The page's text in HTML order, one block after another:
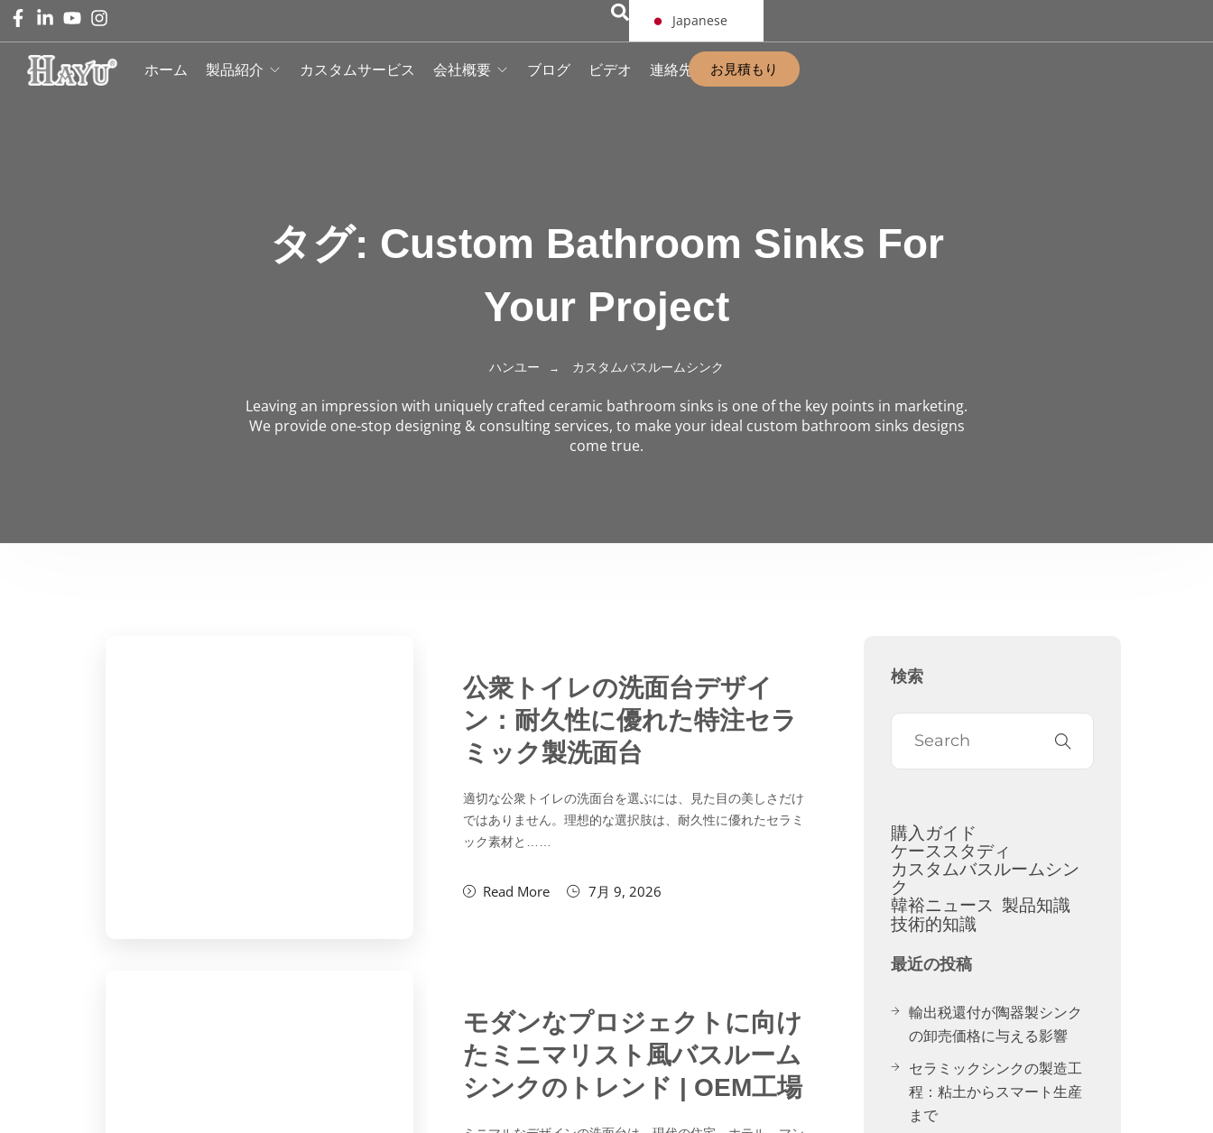
Japanese
ホーム 製品紹介 カスタムサービス 会社概要 ブログ ビデオ 連絡先 お見積もり
タグ: Custom Bathroom Sinks For
Your Project
ハンユー カスタムバスルームシンク
Leaving an impression with uniquely crafted ceramic bathroom sinks is one of the key points in marketing.
We provide one-stop designing & consulting services, to make your ideal custom bathroom sinks designs
come true.
公衆トイレの洗面台デザイ
ン：耐久性に優れた特注セラ
ミック製洗面台
適切な公衆トイレの洗面台を選ぶには、見た目の美しさだけ
ではありません。理想的な選択肢は、耐久性に優れたセラミ
ック素材と……
Read More 7月 9, 2026
モダンなプロジェクトに向け
たミニマリスト風バスルーム
シンクのトレンド | OEM工場
検索
購入ガイド
ケーススタディ
カスタムバスルームシン
ク
韓裕ニュース 製品知識
技術的知識
最近の投稿
輸出税還付が陶器製シンク
の卸売価格に与える影響
セラミックシンクの製造工
程：粘土からスマート生産
まで